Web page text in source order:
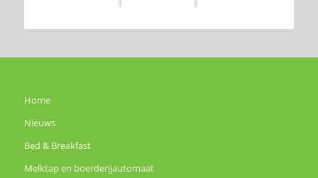
Home
Nieuws
Bed & Breakfast
Melktap en boerderijautomaat